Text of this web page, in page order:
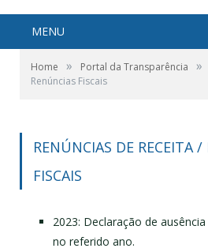
MENU
Home » Portal da Transparência »
Renúncias Fiscais
RENÚNCIAS DE RECEITA /
FISCAIS
2023: Declaração de
no referido ano.